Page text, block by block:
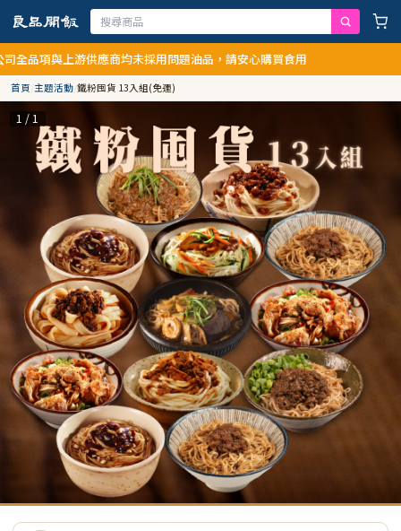
上游供應商均未採用問題油品，請安心購買食用
首頁/主題活動/鐵粉囤貨 13入組(免運)
1 / 1